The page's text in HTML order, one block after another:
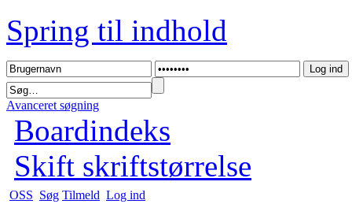
Spring til indhold
Avanceret søgning
Boardindeks
Skift skriftstørrelse
OSS Søg Tilmeld Log ind